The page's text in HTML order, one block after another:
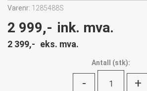
Varenr: 1285488S
2 999,- ink. mva.
2 399,- eks. mva.
Antall (stk):
- +